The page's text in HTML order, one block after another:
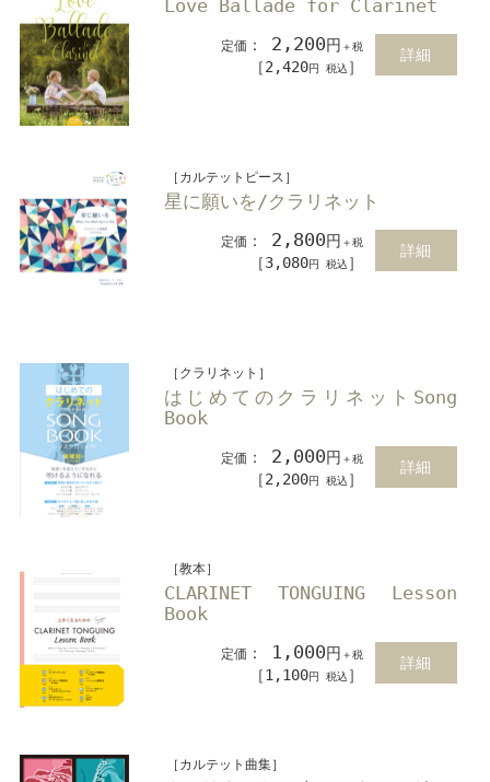
Love Ballade for Clarinet
定価 ： 2,200円 ＋税
［2,420円 税込 ］
詳細
［カルテットピース］
星に願いを/クラリネット
定価 ： 2,800円 ＋税
［3,080円 税込 ］
詳細
［クラリネット］
はじめてのクラリネットSong
Book
定価 ： 2,000円 ＋税
［2,200円 税込 ］
詳細
［教本］
CLARINET TONGUING Lesson
Book
定価 ： 1,000円 ＋税
［1,100円 税込 ］
詳細
［カルテット曲集］